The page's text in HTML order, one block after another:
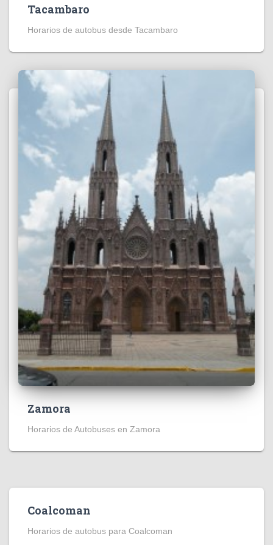
Tacambaro
Horarios de autobus desde Tacambaro
Zamora
Horarios de Autobuses en Zamora
Coalcoman
Horarios de autobus para Coalcoman